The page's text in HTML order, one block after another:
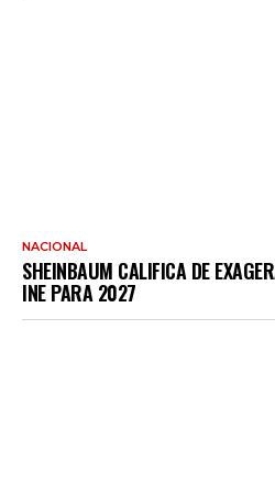
NACIONAL
SHEINBAUM CALIFICA DE
INE PARA 2027